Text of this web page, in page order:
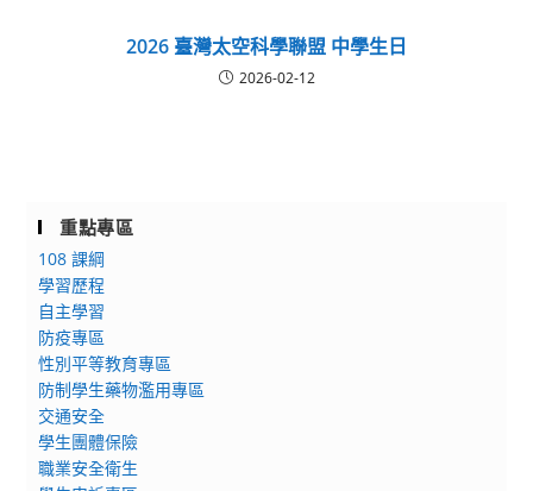
2026 臺灣太空科學聯盟 中學生日
2026-02-12
重點專區
108 課綱
學習歷程
自主學習
防疫專區
性別平等教育專區
防制學生藥物濫用專區
交通安全
學生團體保險
職業安全衛生